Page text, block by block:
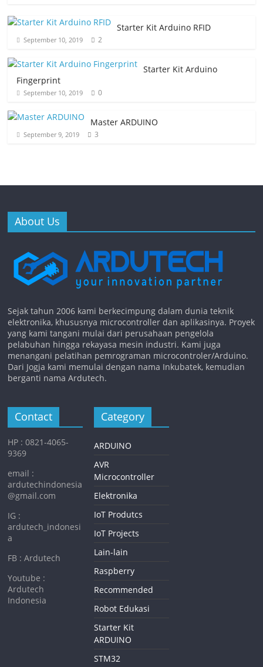
Starter Kit Arduino RFID
September 10, 2019 2
Starter Kit Arduino
Fingerprint
September 10, 2019 0
Master ARDUINO
September 9, 2019 3
About Us
Sejak tahun 2006 kami berkecimpung dalam dunia teknik
elektronika, khususnya microcontroller dan aplikasinya. Proyek
yang kami tangani mulai dari perusahaan pengelola
pelabuhan hingga rekayasa mesin industri. Kami juga
menangani pelatihan pemrograman microcontroler/Arduino.
Dari Jogja kami memulai dengan nama Inkubatek, kemudian
berganti nama Ardutech.
Contact
HP : 0821-4065-
9369
email :
ardutechindonesia
@gmail.com
IG :
ardutech_indonesi
a
FB : Ardutech
Youtube :
Ardutech
Indonesia
Category
ARDUINO
AVR
Microcontroller
Elektronika
IoT Produtcs
IoT Projects
Lain-lain
Raspberry
Recommended
Robot Edukasi
Starter Kit
ARDUINO
STM32